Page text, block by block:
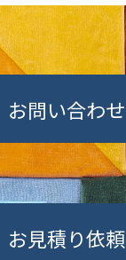
お問い合わせ
お見積り依頼